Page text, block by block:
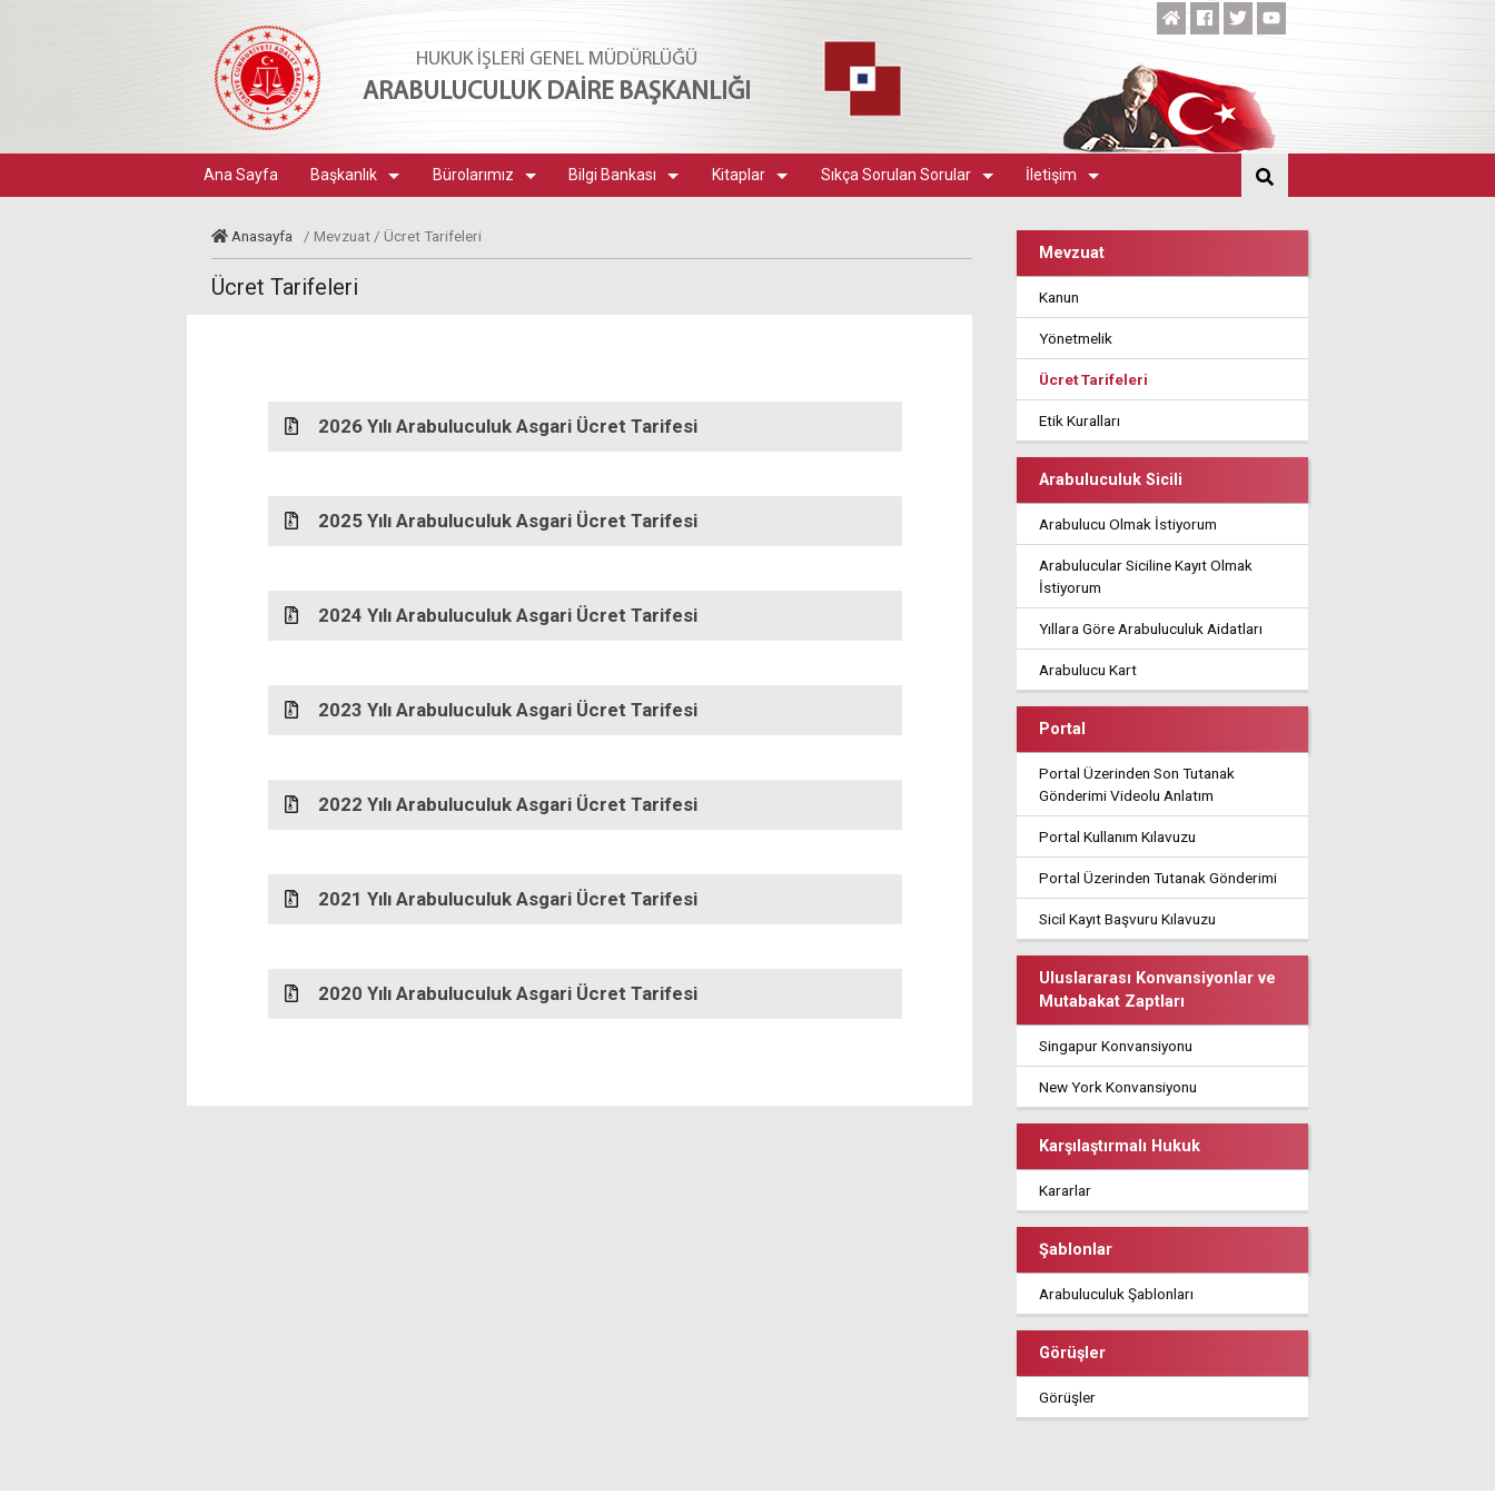
HUKUK İŞLERİ GENEL MÜDÜRLÜĞÜ
ARABULUCULUK DAİRE BAŞKANLIĞI
Ana Sayfa Başkanlık Bürolarımız Bilgi Bankası Kitaplar Sıkça Sorulan Sorular İletişim
Anasayfa / Mevzuat / Ücret Tarifeleri
Ücret Tarifeleri
2026 Yılı Arabuluculuk Asgari Ücret Tarifesi
2025 Yılı Arabuluculuk Asgari Ücret Tarifesi
2024 Yılı Arabuluculuk Asgari Ücret Tarifesi
2023 Yılı Arabuluculuk Asgari Ücret Tarifesi
2022 Yılı Arabuluculuk Asgari Ücret Tarifesi
2021 Yılı Arabuluculuk Asgari Ücret Tarifesi
2020 Yılı Arabuluculuk Asgari Ücret Tarifesi
Mevzuat
Kanun
Yönetmelik
Ücret Tarifeleri
Etik Kuralları
Arabuluculuk Sicili
Arabulucu Olmak İstiyorum
Arabulucular Siciline Kayıt Olmak
İstiyorum
Yıllara Göre Arabuluculuk Aidatları
Arabulucu Kart
Portal
Portal Üzerinden Son Tutanak
Gönderimi Videolu Anlatım
Portal Kullanım Kılavuzu
Portal Üzerinden Tutanak Gönderimi
Sicil Kayıt Başvuru Kılavuzu
Uluslararası Konvansiyonlar ve
Mutabakat Zaptları
Singapur Konvansiyonu
New York Konvansiyonu
Karşılaştırmalı Hukuk
Kararlar
Şablonlar
Arabuluculuk Şablonları
Görüşler
Görüşler